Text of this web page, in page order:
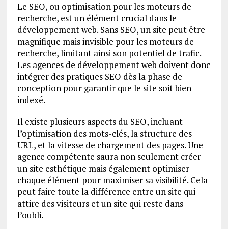
Le SEO, ou optimisation pour les moteurs de
recherche, est un élément crucial dans le
développement web. Sans SEO, un site peut être
magnifique mais invisible pour les moteurs de
recherche, limitant ainsi son potentiel de trafic.
Les agences de développement web doivent donc
intégrer des pratiques SEO dès la phase de
conception pour garantir que le site soit bien
indexé.
Il existe plusieurs aspects du SEO, incluant
l’optimisation des mots-clés, la structure des
URL, et la vitesse de chargement des pages. Une
agence compétente saura non seulement créer
un site esthétique mais également optimiser
chaque élément pour maximiser sa visibilité. Cela
peut faire toute la différence entre un site qui
attire des visiteurs et un site qui reste dans
l’oubli.